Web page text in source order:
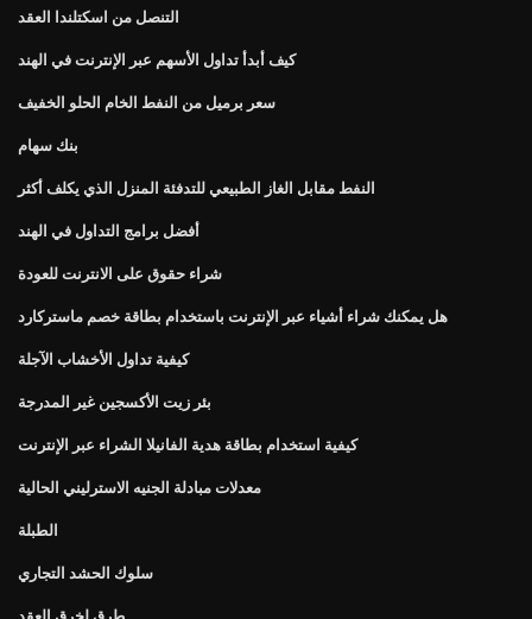
التنصل من اسكتلندا العقد
كيف أبدأ تداول الأسهم عبر الإنترنت في الهند
سعر برميل من النفط الخام الحلو الخفيف
بنك سهام
النفط مقابل الغاز الطبيعي للتدفئة المنزل الذي يكلف أكثر
أفضل برامج التداول في الهند
شراء حقوق على الانترنت للعودة
هل يمكنك شراء أشياء عبر الإنترنت باستخدام بطاقة خصم ماستركارد
كيفية تداول الأخشاب الآجلة
بئر زيت الأكسجين غير المدرجة
كيفية استخدام بطاقة هدية الفانيلا الشراء عبر الإنترنت
معدلات مبادلة الجنيه الاسترليني الحالية
الطبلة
سلوك الحشد التجاري